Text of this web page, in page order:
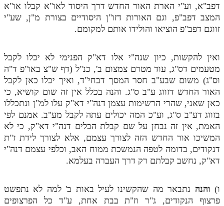
דפב"א, וע"י הארת האור החדש דרך היסוד לאו"א קבלו או"א
המצב דפב"פ, וגם האורות דזו"ן היסודיים בצורת מ"ן, שע"י
זווגם דפב"פ הוציאו והולידו אותם למקומם.
ואין להקשות, כיון שנה"י אלו דא"ק הפנימי לא יכלו לקבל
מטעמים דס"ג, עוד מטרם צמצום ב', כנ"ל (דף ש"צ באו"פ ד"ה
וס"ג) משום שבע"ב חסר המסך דבחי"ד, ואיך יכלו כאן לקבל
האור החדש דזווג ע"ב ס"ג. והנה בכלל אין זה שום קושיא, כי
כאן שאני, שהרי הרשימות עצמן דנה"י דא"ק עלו למ"ן ונתכללו
בזווג דע"ב ס"ג, וע"כ המה יכולים עתה לקבל מע"ב. אמנם לפי
האמת, אין זה נבחן על שם קבלת הכלים דנה"י דא"ק, כי לא
המשיכו אור החדש הזה לצורך עצמם, אלא לצורך לידת ז"ת
דנקודים, בדומה לטפה הנמשכת ממוח האב, וכלפי עצמם דנה"י
דא"ק, נחשב קבלתם רק דרך העברה בעלמא.
ו) והנה נתבאר מה שהקשינו לעיל באות ב' למה לא נתפשט
פרצוף הנקודים, ג"ר וז"ת בבת אחת, ע"ד כל הפרצופים